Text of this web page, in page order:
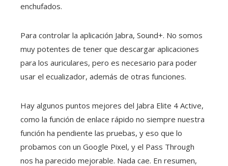
enchufados.
Para controlar la aplicación Jabra, Sound+. No somos
muy potentes de tener que descargar aplicaciones
para los auriculares, pero es necesario para poder
usar el ecualizador, además de otras funciones.
Hay algunos puntos mejores del Jabra Elite 4 Active,
como la función de enlace rápido no siempre nuestra
función ha pendiente las pruebas, y eso que lo
probamos con un Google Pixel, y el Pass Through
nos ha parecido mejorable. Nada cae. En resumen,